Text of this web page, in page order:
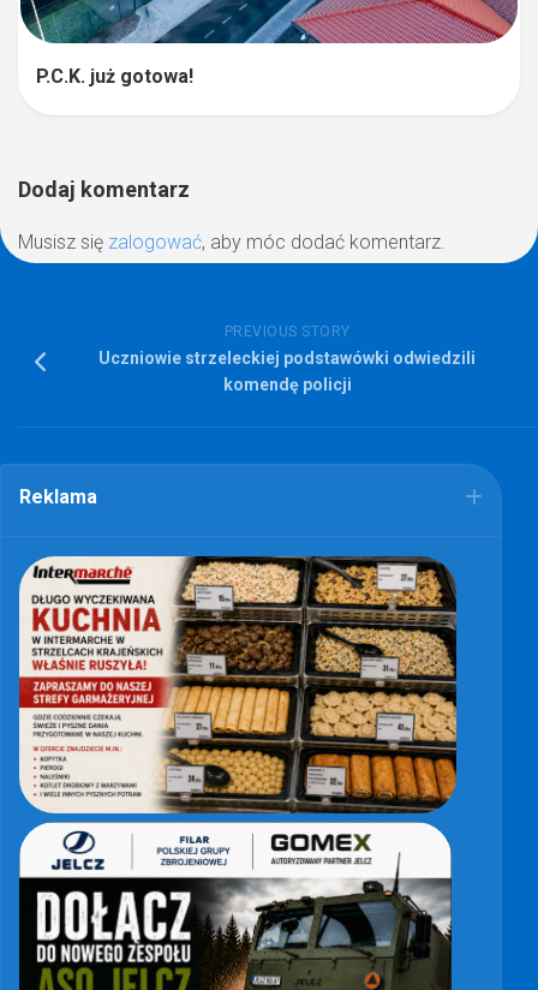
P.C.K. już gotowa!
Dodaj komentarz
Musisz się zalogować, aby móc dodać komentarz.
PREVIOUS STORY
Uczniowie strzeleckiej podstawówki odwiedzili
komendę policji
Reklama